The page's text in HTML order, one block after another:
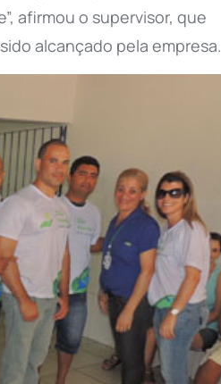
afirmou o supervisor, que
alcançado pela empresa.